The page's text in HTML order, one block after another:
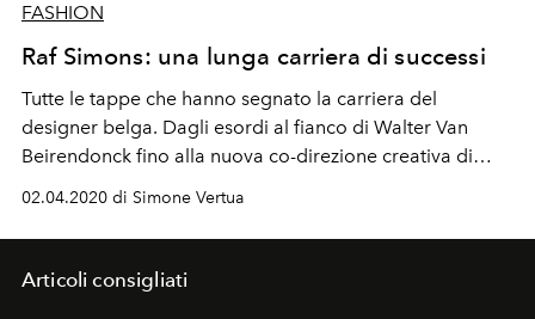
FASHION
Raf Simons: una lunga carriera di successi
Tutte le tappe che hanno segnato la carriera del
designer belga. Dagli esordi al fianco di Walter Van
Beirendonck fino alla nuova co-direzione creativa di
Prada insieme a Miuccia.
02.04.2020 di Simone Vertua
Articoli consigliati